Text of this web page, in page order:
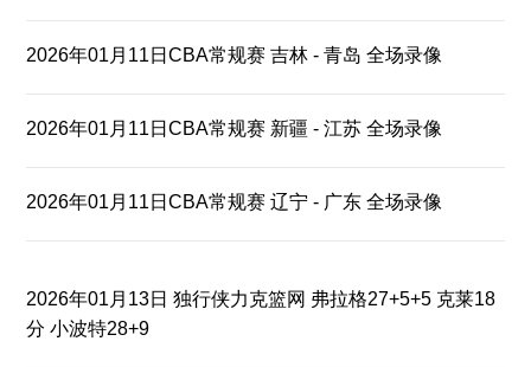
2026年01月11日CBA常规赛 吉林 - 青岛 全场录像
2026年01月11日CBA常规赛 新疆 - 江苏 全场录像
2026年01月11日CBA常规赛 辽宁 - 广东 全场录像
2026年01月13日 独行侠力克篮网 弗拉格27+5+5 克莱18
分 小波特28+9